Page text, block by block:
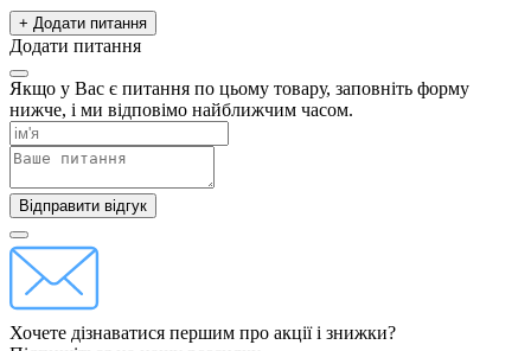
+ Додати питання
Додати питання
Якщо у Вас є питання по цьому товару, заповніть форму
нижче, і ми відповімо найближчим часом.
Відправити відгук
Хочете дізнаватися першим про акції і знижки?